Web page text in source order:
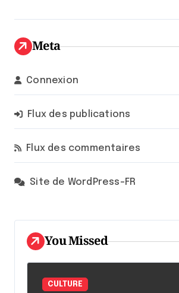
Meta
Connexion
Flux des publications
Flux des commentaires
Site de WordPress-FR
You Missed
CULTURE